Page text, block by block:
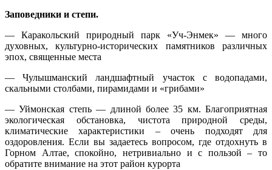
Заповедники и степи.
— Каракольский природный парк «Уч-Энмек» — много
духовных, культурно-исторических памятников различных
эпох, священные места
— Чулышманский ландшафтный участок с водопадами,
скальными столбами, пирамидами и «грибами»
— Уймонская степь — длиной более 35 км. Благоприятная
экологическая обстановка, чистота природной среды,
климатические характеристики – очень подходят для
оздоровления. Если вы задаетесь вопросом, где отдохнуть в
Горном Алтае, спокойно, нетривиально и с пользой – то
обратите внимание на этот район курорта